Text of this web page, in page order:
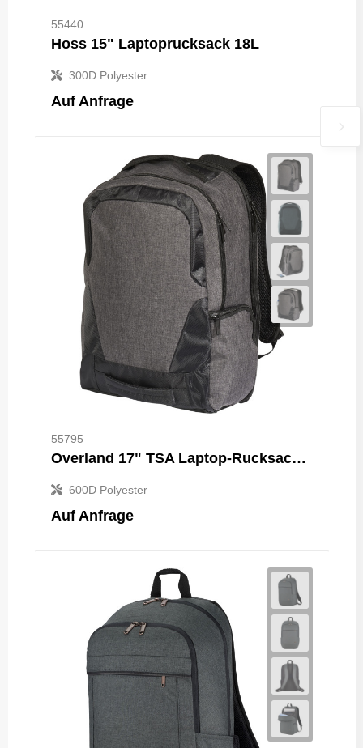
55440
Hoss 15" Laptoprucksack 18L
300D Polyester
Auf Anfrage
55795
Overland 17" TSA Laptop-Rucksack 18L
600D Polyester
Auf Anfrage